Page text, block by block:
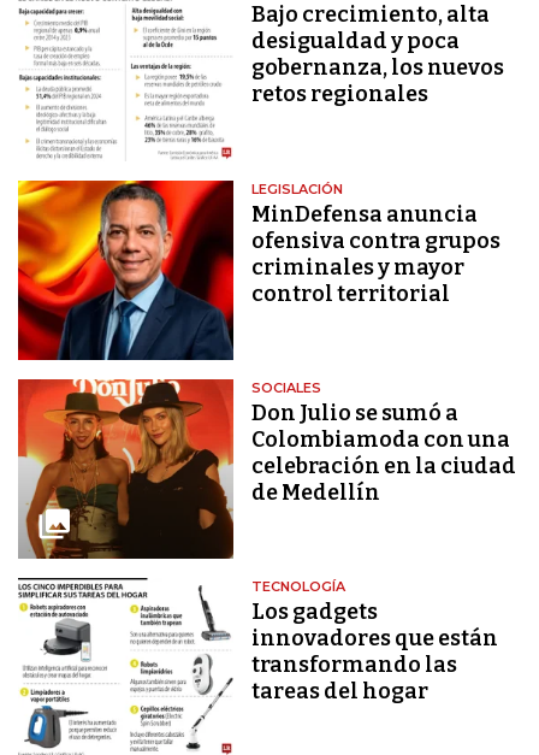
Bajo crecimiento, alta
desigualdad y poca
gobernanza, los nuevos
retos regionales
LEGISLACIÓN
MinDefensa anuncia
ofensiva contra grupos
criminales y mayor
control territorial
SOCIALES
Don Julio se sumó a
Colombiamoda con una
celebración en la ciudad
de Medellín
TECNOLOGÍA
Los gadgets
innovadores que están
transformando las
tareas del hogar